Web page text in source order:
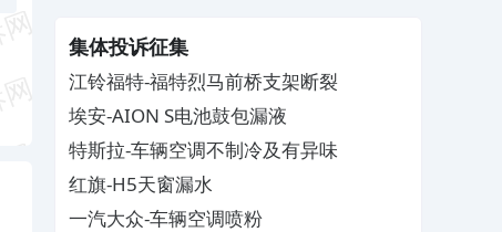
集体投诉征集
江铃福特-福特烈马前桥支架断裂
埃安-AION S电池鼓包漏液
特斯拉-车辆空调不制冷及有异味
红旗-H5天窗漏水
一汽大众-车辆空调喷粉